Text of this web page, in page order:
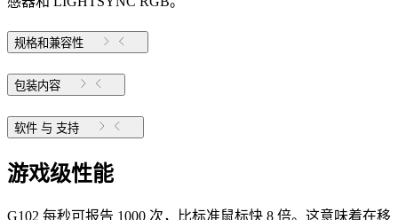
规格和兼容性
包装内容
软件 与 支持
游戏级性能
G102 每秒可报告 1000 次，比标准鼠标快 8 倍。这意味着在移